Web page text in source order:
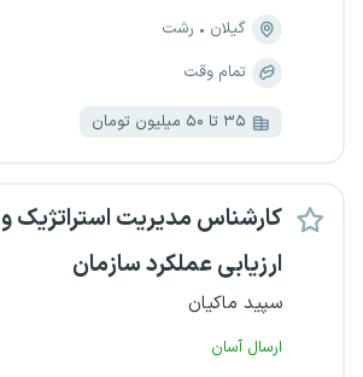
گیلان
رشت
تمام وقت
۳۵ تا ۵۰ میلیون تومان
کارشناس مدیریت استراتژیک و
ارزیابی عملکرد سازمان
سپید ماکیان
ارسال آسان